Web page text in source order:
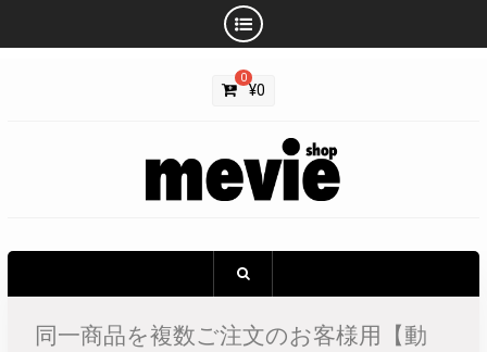
0
¥0
同一商品を複数ご注文のお客様用【動